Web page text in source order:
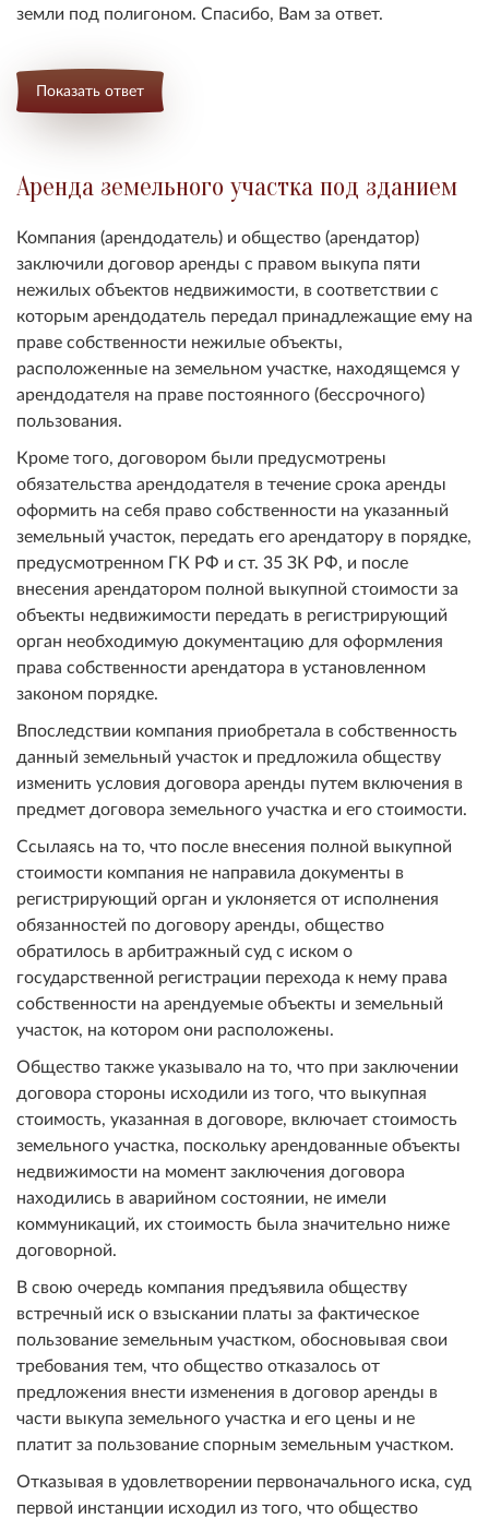
земли под полигоном. Спасибо, Вам за ответ.
Показать ответ
Аренда земельного участка под зданием
Компания (арендодатель) и общество (арендатор)
заключили договор аренды с правом выкупа пяти
нежилых объектов недвижимости, в соответствии с
которым арендодатель передал принадлежащие ему на
праве собственности нежилые объекты,
расположенные на земельном участке, находящемся у
арендодателя на праве постоянного (бессрочного)
пользования.
Кроме того, договором были предусмотрены
обязательства арендодателя в течение срока аренды
оформить на себя право собственности на указанный
земельный участок, передать его арендатору в порядке,
предусмотренном ГК РФ и ст. 35 ЗК РФ, и после
внесения арендатором полной выкупной стоимости за
объекты недвижимости передать в регистрирующий
орган необходимую документацию для оформления
права собственности арендатора в установленном
законом порядке.
Впоследствии компания приобретала в собственность
данный земельный участок и предложила обществу
изменить условия договора аренды путем включения в
предмет договора земельного участка и его стоимости.
Ссылаясь на то, что после внесения полной выкупной
стоимости компания не направила документы в
регистрирующий орган и уклоняется от исполнения
обязанностей по договору аренды, общество
обратилось в арбитражный суд с иском о
государственной регистрации перехода к нему права
собственности на арендуемые объекты и земельный
участок, на котором они расположены.
Общество также указывало на то, что при заключении
договора стороны исходили из того, что выкупная
стоимость, указанная в договоре, включает стоимость
земельного участка, поскольку арендованные объекты
недвижимости на момент заключения договора
находились в аварийном состоянии, не имели
коммуникаций, их стоимость была значительно ниже
договорной.
В свою очередь компания предъявила обществу
встречный иск о взыскании платы за фактическое
пользование земельным участком, обосновывая свои
требования тем, что общество отказалось от
предложения внести изменения в договор аренды в
части выкупа земельного участка и его цены и не
платит за пользование спорным земельным участком.
Отказывая в удовлетворении первоначального иска, суд
первой инстанции исходил из того, что общество